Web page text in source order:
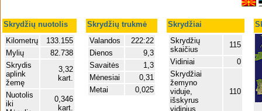
Skrydžių nuotolis Skrydžių trukmė Skrydžiai
Kilometrų
133.155
Mylių
82.738
Skrydis
aplink
žemę
3,32
kart.
Nuotolis
iki
0,346
kart.
Valandos
222:22
Dienos
9,3
Savaitės
1,3
Mėnesiai
0,31
Metai
0,025
Skrydžių
skaičius
115
Vidiniai
0
Skrydžiai
žemyno
viduje,
išskyrus
vidinius
110